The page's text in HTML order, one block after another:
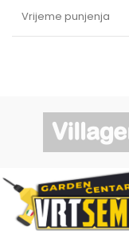
Vrijeme punjenja